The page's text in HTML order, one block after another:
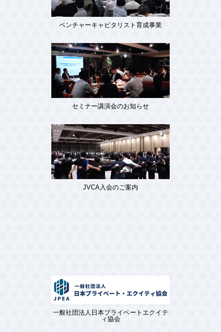
ベンチャーキャピタリスト育成事業
セミナー講演会のお知らせ
JVCA入会のご案内
一般社団法人日本プライベートエクイテ
ィ協会